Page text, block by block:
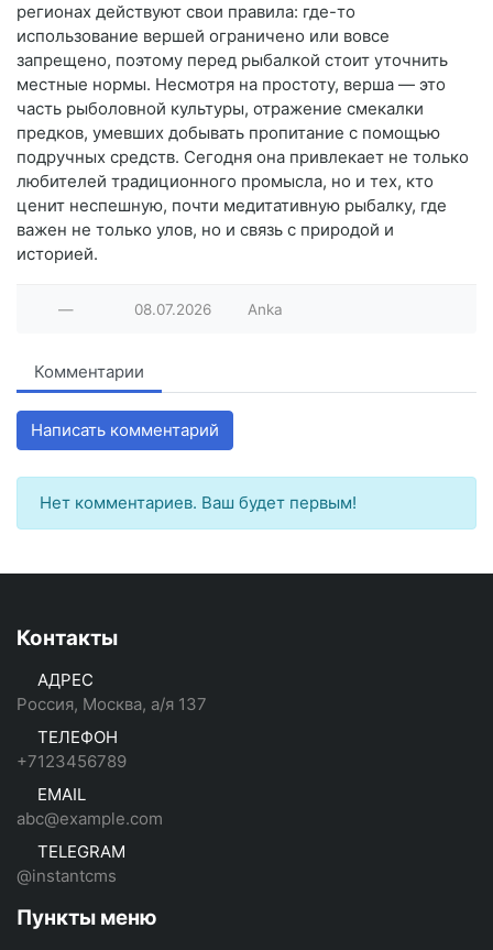
регионах действуют свои правила: где-то
использование вершей ограничено или вовсе
запрещено, поэтому перед рыбалкой стоит уточнить
местные нормы. Несмотря на простоту, верша — это
часть рыболовной культуры, отражение смекалки
предков, умевших добывать пропитание с помощью
подручных средств. Сегодня она привлекает не только
любителей традиционного промысла, но и тех, кто
ценит неспешную, почти медитативную рыбалку, где
важен не только улов, но и связь с природой и
историей.
— 08.07.2026 Anka
Комментарии
Написать комментарий
Нет комментариев. Ваш будет первым!
Контакты
АДРЕС
Россия, Москва, а/я 137
ТЕЛЕФОН
+7123456789
EMAIL
abc@example.com
TELEGRAM
@instantcms
Пункты меню